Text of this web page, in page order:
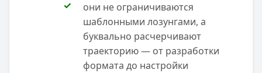
они не ограничиваются
шаблонными лозунгами, а
буквально расчерчивают
траекторию — от разработки
формата до настройки